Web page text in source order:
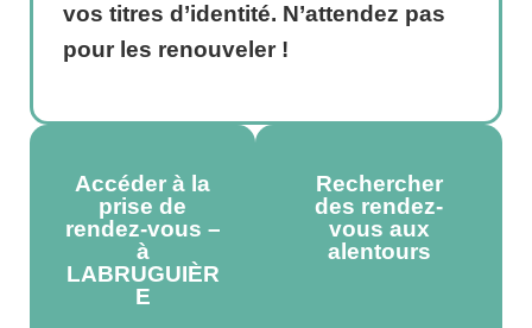
vos titres d’identité. N’attendez pas
pour les renouveler !
Accéder à la
prise de
rendez-vous –
à
LABRUGUIÈR
E
Rechercher
des rendez-
vous aux
alentours